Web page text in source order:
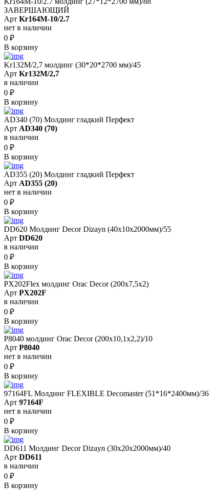
ЗАВЕРШАЮЩИЙ
Арт Kr164M-10/2.7
нет в наличии
0 ₽
В корзину
Kr132M/2,7 молдинг (30*20*2700 мм)/45
Арт Kr132M/2,7
в наличии
0 ₽
В корзину
AD340 (70) Молдинг гладкий Перфект
Арт AD340 (70)
в наличии
0 ₽
В корзину
AD355 (20) Молдинг гладкий Перфект
Арт AD355 (20)
нет в наличии
0 ₽
В корзину
DD620 Молдинг Decor Dizayn (40х10x2000мм)/55
Арт DD620
в наличии
0 ₽
В корзину
PX202Flex молдинг Orac Decor (200x7,5x2)
Арт PX202F
в наличии
0 ₽
В корзину
P8040 молдинг Orac Decor (200x10,1x2,2)/10
Арт P8040
нет в наличии
0 ₽
В корзину
97164FL Молдинг FLEXIBLE Decomaster (51*16*2400мм)/36
Арт 97164F
нет в наличии
0 ₽
В корзину
DD611 Молдинг Decor Dizayn (30х20x2000мм)/40
Арт DD611
в наличии
0 ₽
В корзину